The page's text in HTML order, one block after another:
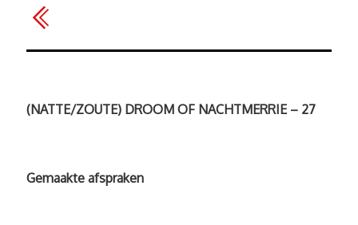
(NATTE/ZOUTE) DROOM OF NACHTMERRIE – 27
Gemaakte afspraken